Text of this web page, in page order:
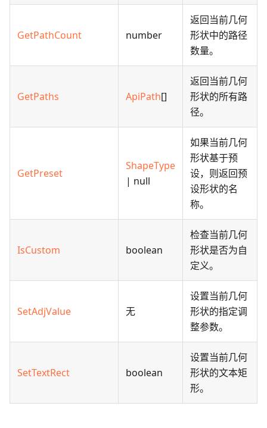
GetPathCount number
返回当前几何
形状中的路径
数量。
GetPaths ApiPath[]
返回当前几何
形状的所有路
径。
GetPreset
ShapeType
| null
如果当前几何
形状基于预
设，则返回预
设形状的名
称。
IsCustom boolean
检查当前几何
形状是否为自
定义。
SetAdjValue 无
设置当前几何
形状的指定调
整参数。
SetTextRect boolean
设置当前几何
形状的文本矩
形。